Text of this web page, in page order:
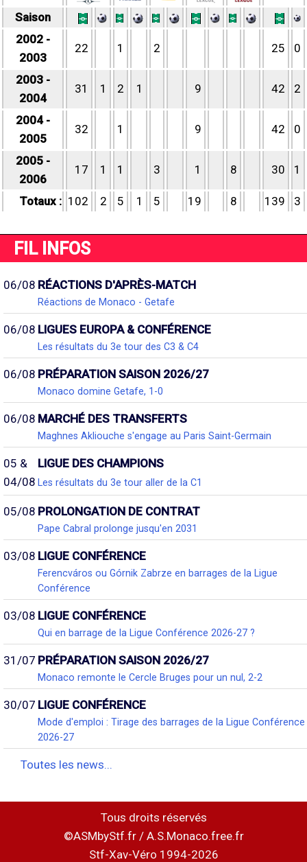
Saison
2002 -
2003
22 1 2 25 0
2003 -
2004
31 1 2 1 9 42 2
2004 -
2005
32 1 9 42 0
2005 -
2006
17 1 1 3 1 8 30 1
Totaux : 102 2 5 1 5 19 8 139 3
FIL INFOS
06/08 RÉACTIONS D'APRÈS-MATCH
Réactions de Monaco - Getafe
06/08 LIGUES EUROPA & CONFÉRENCE
Les résultats du 3e tour des C3 & C4
06/08 PRÉPARATION SAISON 2026/27
Monaco domine Getafe, 1-0
06/08 MARCHÉ DES TRANSFERTS
Maghnes Akliouche s'engage au Paris Saint-Germain
05 &
04/08
LIGUE DES CHAMPIONS
Les résultats du 3e tour aller de la C1
05/08 PROLONGATION DE CONTRAT
Pape Cabral prolonge jusqu'en 2031
03/08 LIGUE CONFÉRENCE
Ferencváros ou Górnik Zabrze en barrages de la Ligue
Conférence
03/08 LIGUE CONFÉRENCE
Qui en barrage de la Ligue Conférence 2026-27 ?
31/07 PRÉPARATION SAISON 2026/27
Monaco remonte le Cercle Bruges pour un nul, 2-2
30/07 LIGUE CONFÉRENCE
Mode d'emploi : Tirage des barrages de la Ligue Conférence
2026-27
Toutes les news...
Tous droits réservés
©ASMbyStf.fr / A.S.Monaco.free.fr
Stf-Xav-Véro 1994-2026